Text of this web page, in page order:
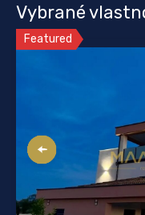
Vybrané
Featured